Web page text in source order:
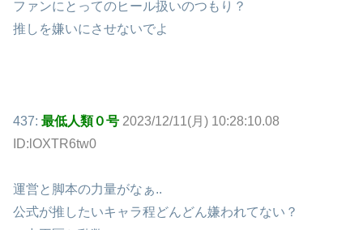
ファンにとってのヒール扱いのつもり？
推しを嫌いにさせないでよ
437: 最低人類０号 2023/12/11(月) 10:28:10.08
ID:lOXTR6tw0
運営と脚本の力量がなぁ..
公式が推したいキャラ程どんどん嫌われてない？